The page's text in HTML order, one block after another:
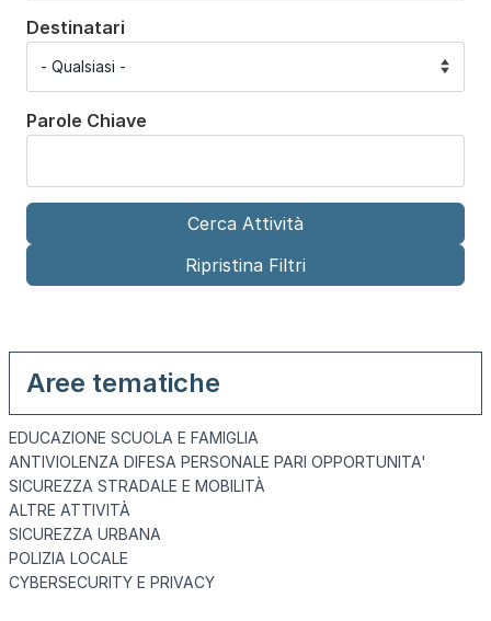
Destinatari
Parole Chiave
Aree tematiche
EDUCAZIONE SCUOLA E FAMIGLIA
ANTIVIOLENZA DIFESA PERSONALE PARI OPPORTUNITA'
SICUREZZA STRADALE E MOBILITÀ
ALTRE ATTIVITÀ
SICUREZZA URBANA
POLIZIA LOCALE
CYBERSECURITY E PRIVACY